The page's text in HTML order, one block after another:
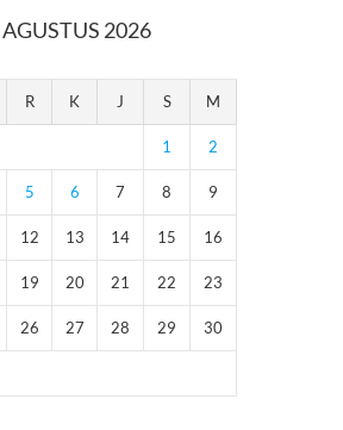
AGUSTUS 2026
R K J S M
1 2
5 6 7 8 9
12 13 14 15 16
19 20 21 22 23
26 27 28 29 30